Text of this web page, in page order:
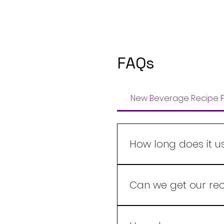
FAQs
New Beverage Recipe
How long does it
with product
and once your scope
Can we get our